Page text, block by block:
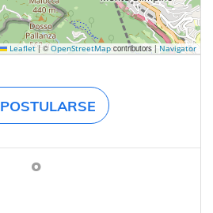
Leaflet |©OpenStreetMapcontributors |Navigator
POSTULARSE
o